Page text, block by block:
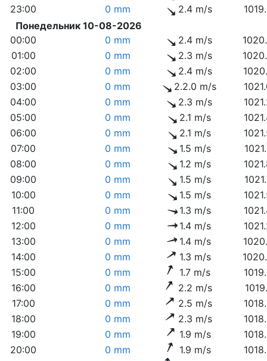
23:00
0 mm 2.4 m/s
Понедельник 10-08-2026
00:00
0 mm 2.4 m/s
01:00
0 mm 2.3 m/s
02:00
0 mm 2.4 m/s
03:00
0 mm 2.2.0 m/s
04:00
0 mm 2.3 m/s
05:00
0 mm 2.1 m/s
06:00
0 mm 2.1 m/s
07:00
0 mm 1.5 m/s
08:00
0 mm 1.2 m/s
09:00
0 mm 1.5 m/s
10:00
0 mm 1.5 m/s
11:00
0 mm 1.3 m/s
12:00
0 mm 1.4 m/s
13:00
0 mm 1.4 m/s
14:00
0 mm 1.3 m/s
15:00
0 mm 1.7 m/s
16:00
0 mm 2.2 m/s
17:00
0 mm 2.5 m/s
18:00
0 mm 2.3 m/s
19:00
0 mm 1.9 m/s
20:00
0 mm 1.9 m/s